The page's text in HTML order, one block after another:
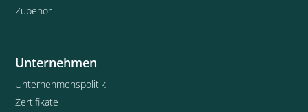
Zubehör
Unternehmen
Unternehmenspolitik
Zertifikate